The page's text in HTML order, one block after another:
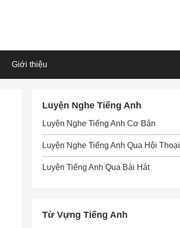
Giới thiệu
Luyện Nghe Tiếng Anh
Luyện Nghe Tiếng Anh Cơ Bản
Luyện Nghe Tiếng Anh Qua Hội Thoại
Luyện Tiếng Anh Qua Bài Hát
Từ Vựng Tiếng Anh